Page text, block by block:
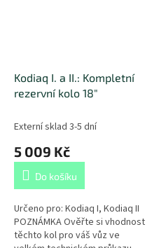
Kodiaq I. a II.: Kompletní
rezervní kolo 18"
Externí sklad 3-5 dní
5 009 Kč
Do košíku
Určeno pro: Kodiaq I, Kodiaq II
POZNÁMKA Ověřte si vhodnost
těchto kol pro váš vůz ve